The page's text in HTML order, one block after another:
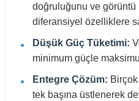
doğruluğunu ve görüntü
diferansiyel özelliklere
Düşük Güç Tüketimi:
minimum güçle
Entegre Çözüm:
tek başına üstlenerek